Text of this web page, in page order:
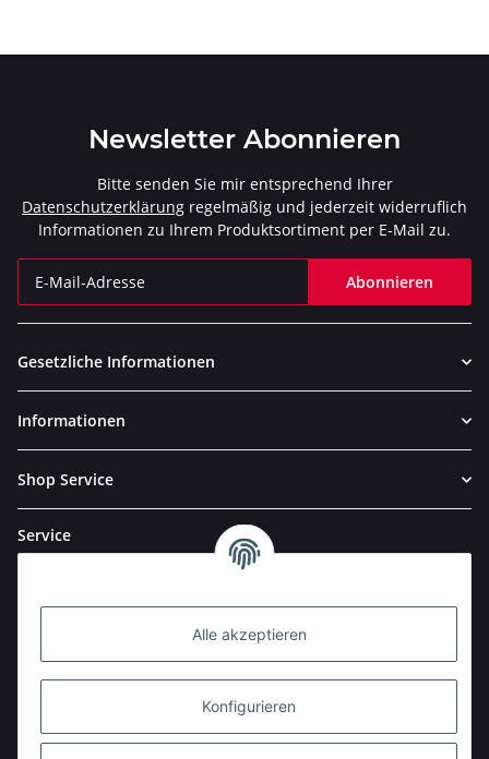
Alle akzeptieren
Konfigurieren
Newsletter Abonnieren
Bitte senden Sie mir entsprechend Ihrer
Datenschutzerklärung regelmäßig und jederzeit widerruflich
Informationen zu Ihrem Produktsortiment per E-Mail zu.
Abonnieren
Gesetzliche Informationen
Informationen
Shop Service
Service